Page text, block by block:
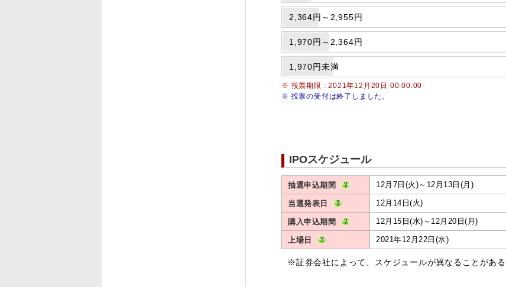
2,364円～2,955円
1,970円～2,364円
1,970円未満
※ 投票期限 : 2021年12月20日 00:00:00
※ 投票の受付は終了しました。
IPOスケジュール
抽選申込期間 12月7日(火)～12月13日(月)
当選発表日 12月14日(火)
購入申込期間 12月15日(水)～12月20日(月)
上場日 2021年12月22日(水)
※証券会社によって、スケジュールが異なることがあ